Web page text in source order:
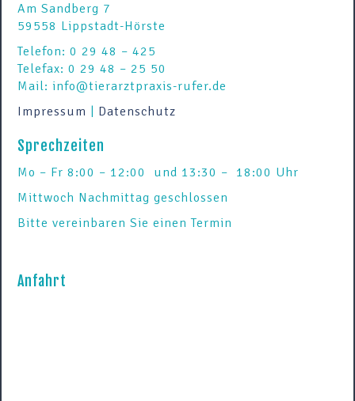
Am Sandberg 7
59558 Lippstadt-Hörste
Telefon: 0 29 48 – 425
Telefax: 0 29 48 – 25 50
Mail: info@tierarztpraxis-rufer.de
Impressum
Datenschutz
Sprechzeiten
Mo – Fr 8:00 – 12:00 und 13:30 – 18:00 Uhr
Mittwoch Nachmittag geschlossen
Bitte vereinbaren Sie einen Termin
Anfahrt